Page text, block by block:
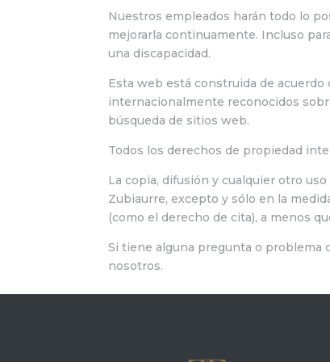
Nuestros empleados harán todo lo
mejorarla continuamente. Incluso
una discapacidad.
Esta web está construida de acuerdo
internacionalmente reconocidos
búsqueda de sitios web.
Todos los derechos de propiedad
La copia, difusión y cualquier otro
Zubiaurre, excepto y sólo en la
(como el derecho de cita), a menos
Si tiene alguna pregunta o problema
nosotros.